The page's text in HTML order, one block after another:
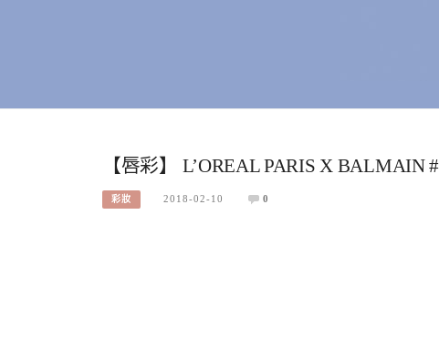
【唇彩】 L’OREAL PARIS X BALMAIN
彩妝 2018-02-10 0